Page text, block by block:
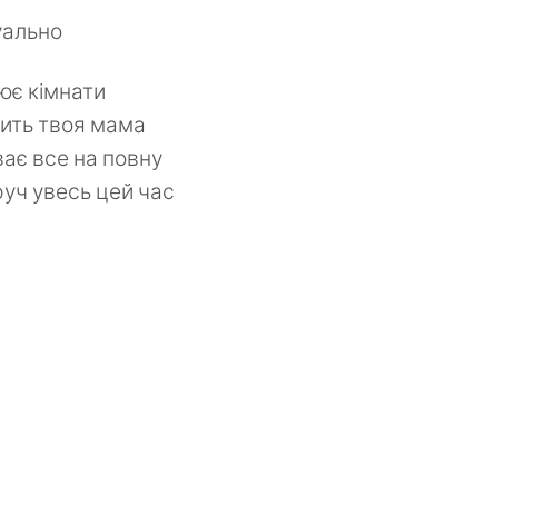
кімнати
твоя мама
все на повну
увесь цей час